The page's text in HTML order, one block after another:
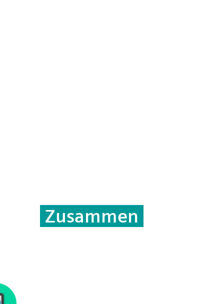
Zusammen